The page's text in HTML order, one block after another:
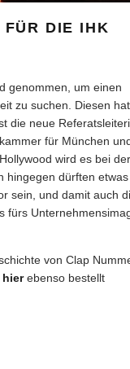
DIE IHK
genommen, um einen
zu suchen. Diesen hat
die neue
für München
wird es bei der
hingegen dürften etwas
sein, und damit auch
fürs
von Clap
hierebenso bestellt